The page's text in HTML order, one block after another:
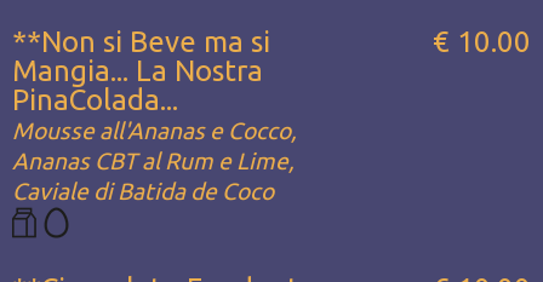
**Non si Beve ma si
Mangia... La Nostra
PinaColada...
Mousse all'Ananas e Cocco,
Ananas CBT al Rum e Lime,
Caviale di Batida de Coco
€ 10.00